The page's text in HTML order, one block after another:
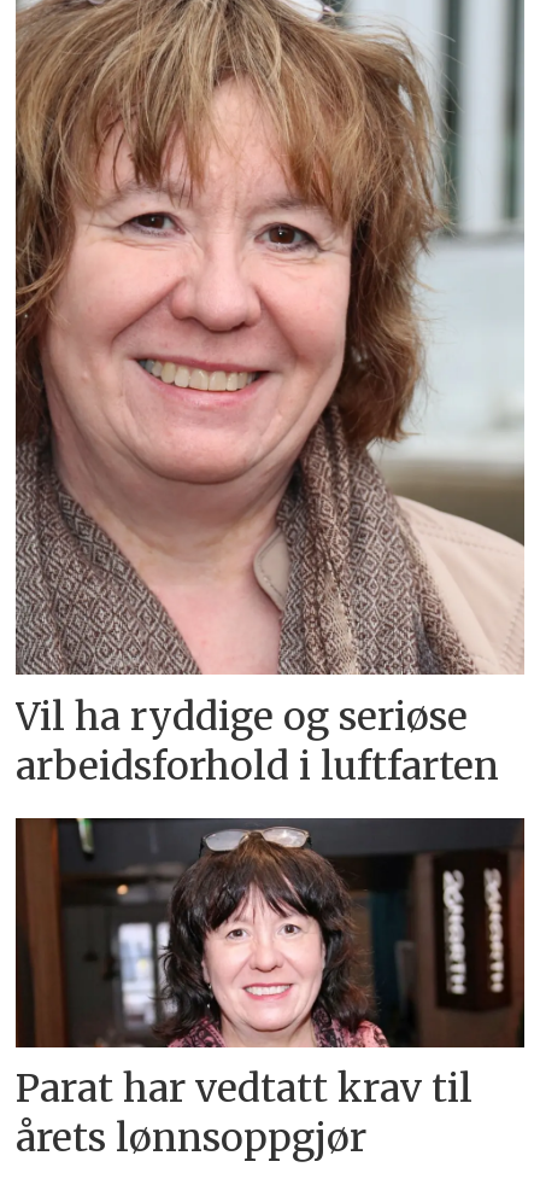
Vil ha ryddige og seriøse
arbeidsforhold i luftfarten
Parat har vedtatt krav til
årets lønnsoppgjør